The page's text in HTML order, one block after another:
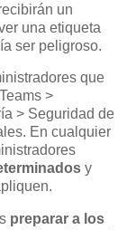
un
una etiqueta
ser peligroso.
que
>
> Seguridad de
En cualquier
y
preparar a los